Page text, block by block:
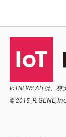
IoTNEWS AI+は、 株
© 2015-